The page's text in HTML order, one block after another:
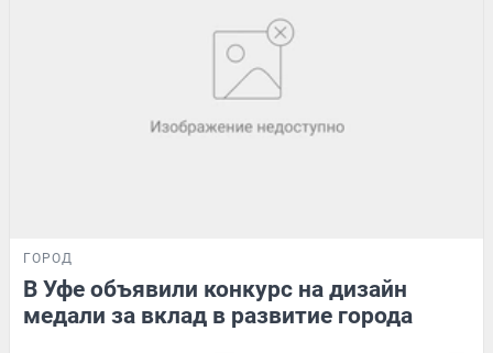
ГОРОД
В Уфе объявили конкурс на дизайн
медали за вклад в развитие города